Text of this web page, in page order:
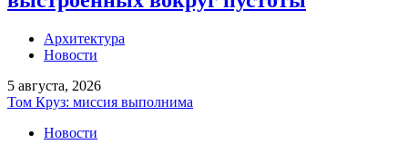
Архитектура
Новости
5 августа, 2026
Том Круз: миссия выполнима
Новости